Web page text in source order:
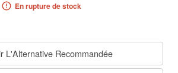
En rupture de stock
L'Alternative Recommandée